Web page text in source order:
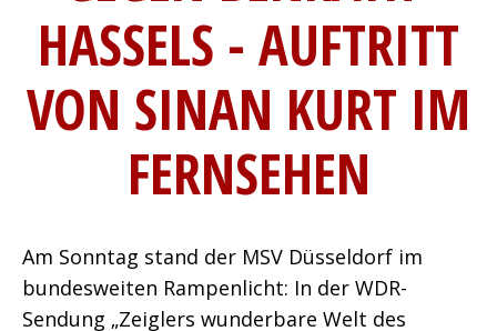
HASSELS - AUFTRITT
VON SINAN KURT IM
FERNSEHEN
Am Sonntag stand der MSV Düsseldorf im
bundesweiten Rampenlicht: In der WDR-
Sendung „Zeiglers wunderbare Welt des